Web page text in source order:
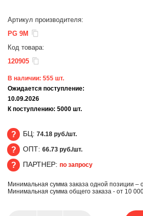
Артикул производителя:
PG 9M
Код товара:
120905
В наличии: 555 шт.
Ожидается поступление:
10.09.2026
К поступлению: 5000 шт.
БЦ
БЦ: 74.18 руб./шт.
ОПТ
ОПТ: 66.73 руб./шт.
ПАРТНЕР
ПАРТНЕР: по запросу
Минимальная сумма заказа одной позиции –
Минимальная сумма общего заказа - от 10